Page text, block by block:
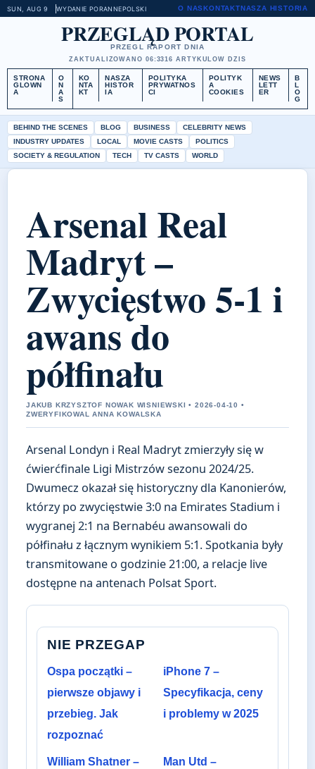
SUN, AUG 9 WYDANIE PORANNEPOLSKI O NASKONTAKTNASZA HISTORIA
PRZEGLĄD PORTAL
PRZEGL RAPORT DNIA
ZAKTUALIZOWANO 06:3316 ARTYKULOW DZIS
STRONA
GLOWN
A
O
N
A
S
KO
NTA
KT
NASZA
HISTOR
IA
POLITYKA
PRYWATNOS
CI
POLITYK
A
COOKIES
NEWS
LETT
ER
B
L
O
G
BEHIND THE SCENES BLOG BUSINESS
CELEBRITY NEWS
INDUSTRY UPDATES
LOCAL MOVIE CASTS
POLITICS
SOCIETY & REGULATION
TECH TV CASTS WORLD
Arsenal Real
Madryt –
Zwycięstwo 5-1 i
awans do
półfinału
JAKUB KRZYSZTOF NOWAK WISNIEWSKI • 2026-04-10 •
ZWERYFIKOWAL ANNA KOWALSKA
Arsenal Londyn i Real Madryt zmierzyły się w
ćwierćfinale Ligi Mistrzów sezonu 2024/25.
Dwumecz okazał się historyczny dla Kanonierów,
którzy po zwycięstwie 3:0 na Emirates Stadium i
wygranej 2:1 na Bernabéu awansowali do
półfinału z łącznym wynikiem 5:1. Spotkania były
transmitowane o godzinie 21:00, a relacje live
dostępne na antenach Polsat Sport.
NIE PRZEGAP
Ospa początki –
pierwsze objawy i
przebieg. Jak
rozpoznać
iPhone 7 –
Specyfikacja, ceny
i problemy w 2025
William Shatner –
Man Utd –